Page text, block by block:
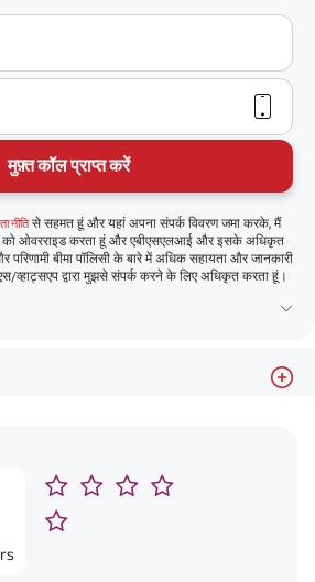
मुफ़्त कॉल प्राप्त करें
नीतिसे सहमत हूं और यहां अपना संपर्क विवरण जमा करके, मैं
को ओवरराइड करता हूं और एबीएसएलआई और इसके अधिकृत
परिणामी बीमा पॉलिसी के बारे में अधिक सहायता और जानकारी
व्हाट्सएप द्वारा मुझसे संपर्क करने के लिए अधिकृत करता हूं।